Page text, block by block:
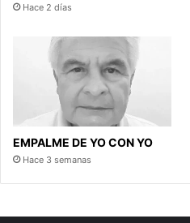
Hace 2 días
EMPALME DE YO CON YO
Hace 3 semanas